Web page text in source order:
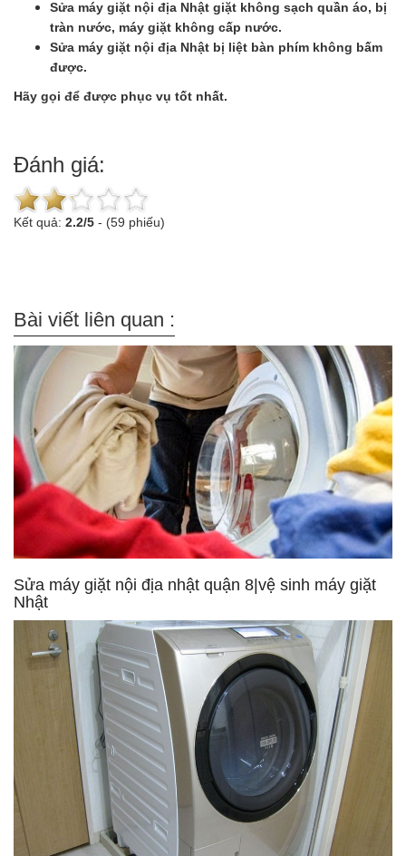
Sửa máy giặt nội địa Nhật giặt không sạch quần áo, bị
tràn nước, máy giặt không cấp nước.
Sửa máy giặt nội địa Nhật bị liệt bàn phím không bấm
được.
Hãy gọi để được phục vụ tốt nhất.
Đánh giá:
Kết quả: 2.2/5 - (59 phiếu)
Bài viết liên quan :
Sửa máy giặt nội địa nhật quận 8|vệ sinh máy giặt
Nhật